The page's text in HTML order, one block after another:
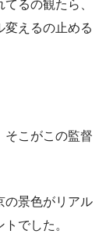
るの観たら、
変えるの止める
そこがこの監督
の景色がリアル
でした。